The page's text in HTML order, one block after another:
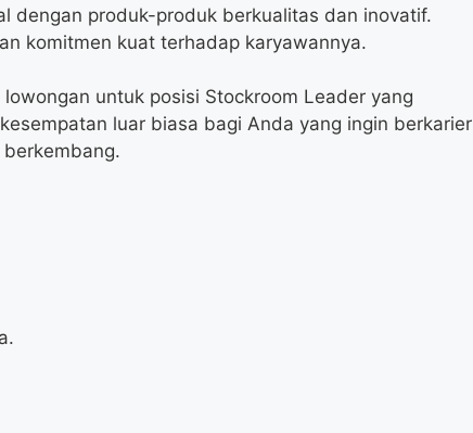
dengan produk-produk berkualitas dan inovatif.
komitmen kuat terhadap karyawannya.
untuk posisi Stockroom Leader yang
luar biasa bagi Anda yang ingin berkarier